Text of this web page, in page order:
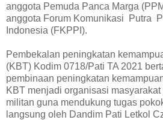
anggota Pemuda Panca Marga
anggota Forum Komunikasi Putra
Indonesia (FKPPI).
Pembekalan peningkatan
(KBT) Kodim 0718/Pati TA 2021
pembinaan peningkatan
KBT menjadi organisasi
militan guna mendukung tugas
langsung oleh Dandim Pati Letkol